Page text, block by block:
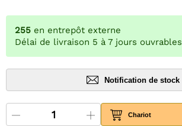
255 en entrepôt externe
Délai de livraison 5 à 7 jours ouvrables
Notification de stock
Chariot